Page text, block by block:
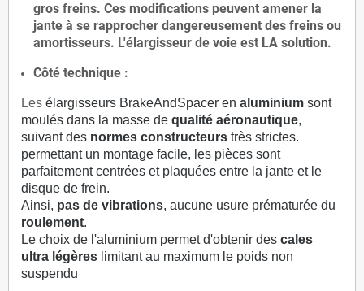
gros freins. Ces modifications peuvent amener la
jante à se rapprocher dangereusement des freins ou
amortisseurs. L'élargisseur de voie est LA solution.
Côté technique :
Les élargisseurs BrakeAndSpacer en aluminium sont
moulés dans la masse de qualité aéronautique,
suivant des normes constructeurs très strictes.
permettant un montage facile, les pièces sont
parfaitement centrées et plaquées entre la jante et le
disque de frein.
Ainsi, pas de vibrations, aucune usure prématurée du
roulement.
Le choix de l'aluminium permet d'obtenir des cales
ultra légères limitant au maximum le poids non
suspendu